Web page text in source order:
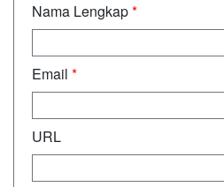
Nama Lengkap*
Email *
URL